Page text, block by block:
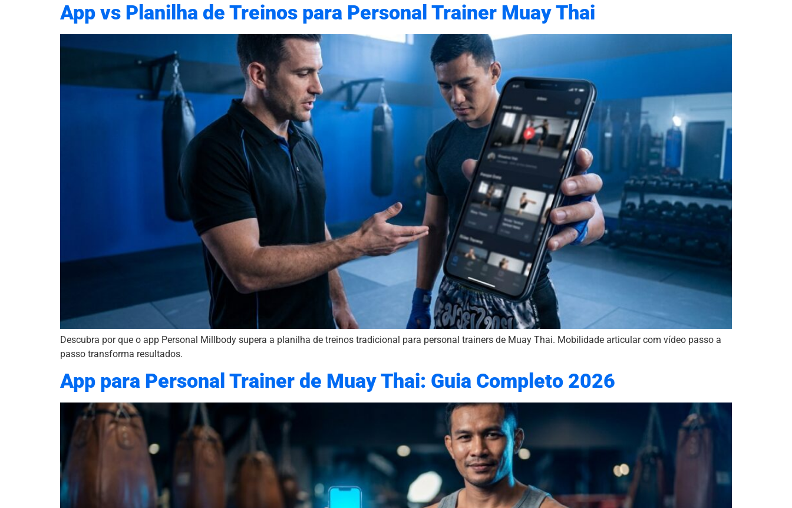
App vs Planilha de Treinos para Personal Trainer Muay Thai
Descubra por que o app Personal Millbody supera a planilha de treinos tradicional para personal trainers de Muay Thai. Mobilidade articular com vídeo passo a
passo transforma resultados.
App para Personal Trainer de Muay Thai: Guia Completo 2026